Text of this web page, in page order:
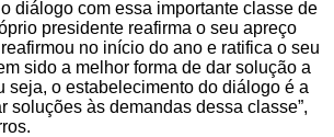
diálogo com essa importante classe de
presidente reafirma o seu apreço
no início do ano e ratifica o seu
sido a melhor forma de dar solução a
seja, o estabelecimento do diálogo é a
soluções às demandas dessa classe”,